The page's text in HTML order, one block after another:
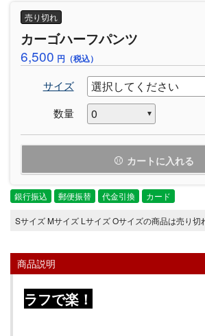
売り切れ
カーゴハーフパンツ
6,500 円（税込）
サイズ
数量
カートに入れる
銀行振込 郵便振替 代金引換 カード
Sサイズ Mサイズ Lサイズ Oサイズの商品は売り切
商品説明
ラフで楽！